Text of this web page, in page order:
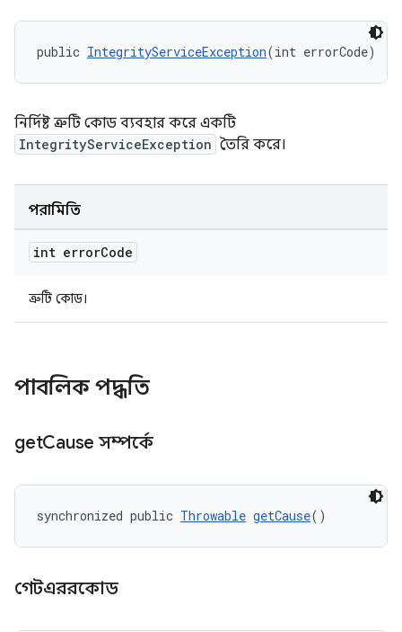
public IntegrityServiceException(int errorCode)
নির্দিষ্ট ত্রুটি কোড ব্যবহার করে একটি
IntegrityServiceException তৈরি করে।
পরামিতি
int errorCode
ত্রুটি কোড।
পাবলিক পদ্ধতি
getCause সম্পর্কে
synchronized public Throwable getCause()
গেটএররকোড